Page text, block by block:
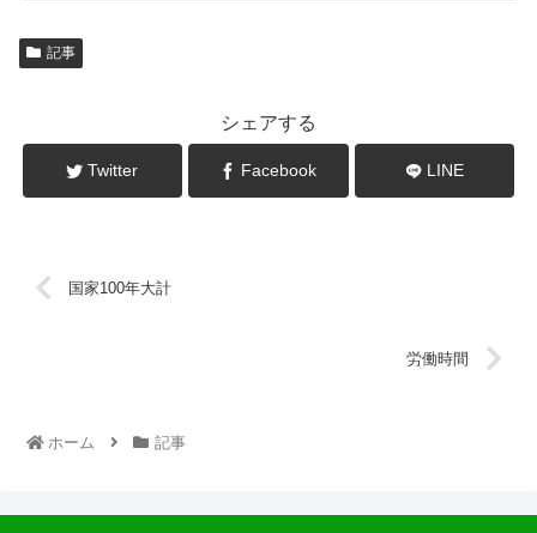
記事
シェアする
Twitter Facebook LINE
国家100年大計
労働時間
ホーム 記事